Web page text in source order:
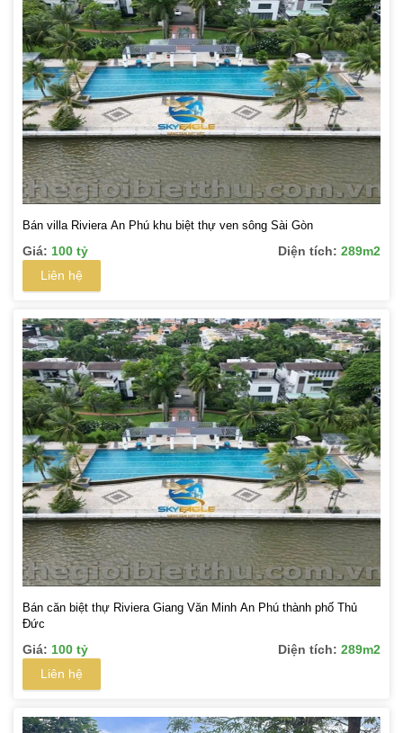
Bán villa Riviera An Phú khu biệt thự ven sông Sài Gòn
Giá: 100 tỷ Diện tích: 289m2
Liên hệ
Bán căn biệt thự Riviera Giang Văn Minh An Phú thành phố Thủ
Đức
Giá: 100 tỷ Diện tích: 289m2
Liên hệ